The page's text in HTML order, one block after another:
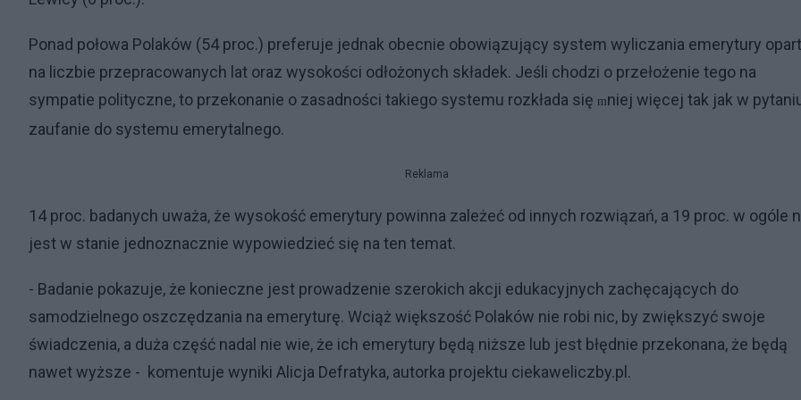
Ponad połowa Polaków (54 proc.) preferuje jednak obecnie obowiązujący system wyliczania emerytury
na liczbie przepracowanych lat oraz wysokości odłożonych składek. Jeśli chodzi o przełożenie tego na
sympatie polityczne, to przekonanie o zasadności takiego systemu rozkłada się mniej więcej tak jak w
zaufanie do systemu emerytalnego.
Reklama
14 proc. badanych uważa, że wysokość emerytury powinna zależeć od innych rozwiązań, a 19 proc. w ogóle
jest w stanie jednoznacznie wypowiedzieć się na ten temat.
- Badanie pokazuje, że konieczne jest prowadzenie szerokich akcji edukacyjnych zachęcających do
samodzielnego oszczędzania na emeryturę. Wciąż większość Polaków nie robi nic, by zwiększyć swoje
świadczenia, a duża część nadal nie wie, że ich emerytury będą niższe lub jest błędnie przekonana, że będą
nawet wyższe - komentuje wyniki Alicja Defratyka, autorka projektu ciekaweliczby.pl.